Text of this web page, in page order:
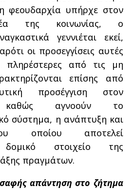
φεουδαρχία υπήρχε στον
της κοινωνίας, ο
γεννιέται εκεί,
οι προσεγγίσεις αυτές
πληρέστερες από τις μη
επίσης από
προσέγγιση στον
καθώς αγνοούν το
σύστημα, η ανάπτυξη και
οποίου αποτελεί
στοιχείο της
πραγμάτων.
απάντηση στο ζήτημα